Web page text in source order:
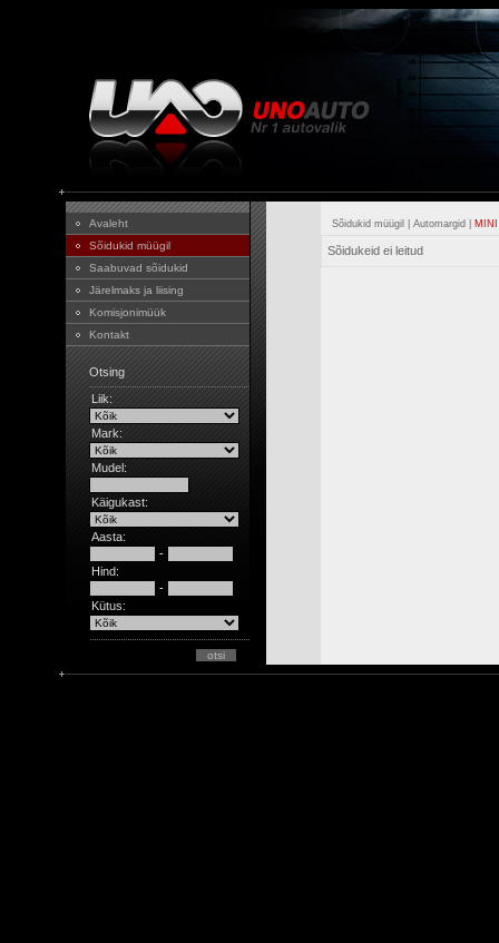
Avaleht
Sõidukid müügil
Saabuvad sõidukid
Järelmaks ja liising
Komisjonimüük
Kontakt
Otsing
Liik:
Mark:
Mudel:
Käigukast:
Aasta:
-
Hind:
-
Kütus:
Sõidukid müügil Automargid MINI
Sõidukeid ei leitud